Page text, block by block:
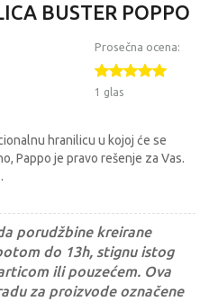
BUSTER POPPO
Prosečna ocena:
1 glas
hranilicu u kojoj će se
Pappo je pravo rešenje za Vas.
porudžbine kreirane
do 13h, stignu istog
ili pouzećem. Ova
za proizvode označene